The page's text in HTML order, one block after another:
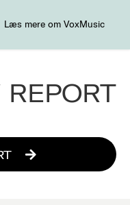
Læs mere om VoxMusic